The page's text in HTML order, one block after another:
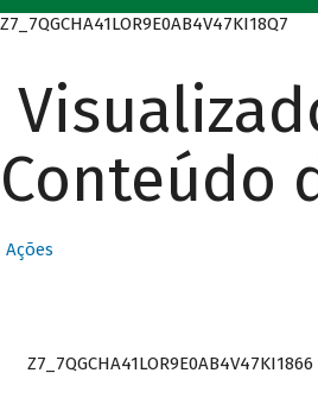
Z7_7QGCHA41LOR9E0AB4V47KI18Q7
Conteúdo
Ações
Z7_7QGCHA41LOR9E0AB4V47KI1866